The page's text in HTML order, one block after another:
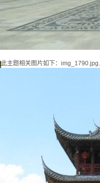
此主题相关图片如下：